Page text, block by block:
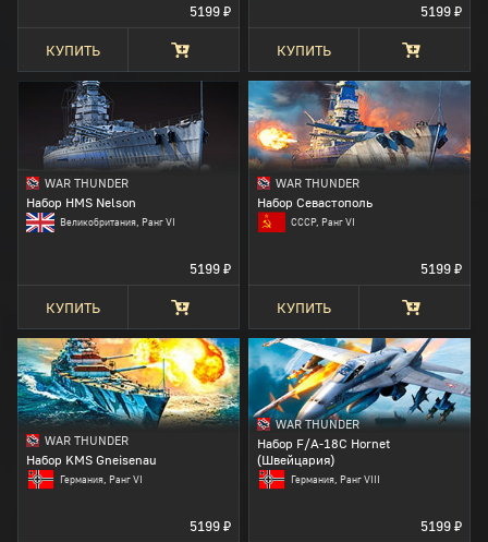
5199 ₽
КУПИТЬ
5199 ₽
КУПИТЬ
WAR THUNDER
Набор HMS Nelson
Великобритания, Ранг VI
5199 ₽
КУПИТЬ
WAR THUNDER
Набор Севастополь
СССР, Ранг VI
5199 ₽
КУПИТЬ
WAR THUNDER
Набор KMS Gneisenau
Германия, Ранг VI
5199 ₽
WAR THUNDER
Набор F/A-18C Hornet
(Швейцария)
Германия, Ранг VIII
5199 ₽